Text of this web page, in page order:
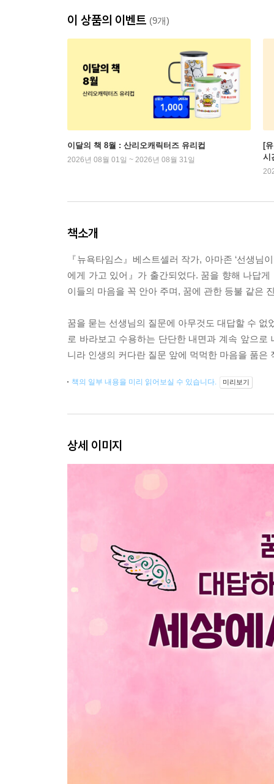
이 상품의 이벤트 (9개)
이달의 책 8월 : 산리오캐릭터즈 유리컵
2026년 08월 01일 ~ 2026년 08월 31일
[
시
책소개
『뉴욕타임스』베스트셀러 작가, 아마존 ‘선생
에게 가고 있어』가 출간되었다. 꿈을 향해 나답
이들의 마음을 꼭 안아 주며, 꿈에 관한 등불 같은
꿈을 묻는 선생님의 질문에 아무것도 대답할 수
로 바라보고 수용하는 단단한 내면과 계속 앞으
니라 인생의 커다란 질문 앞에 먹먹한 마음을 품
책의 일부 내용을 미리 읽어보실 수 있습니다. 미리보기
상세 이미지